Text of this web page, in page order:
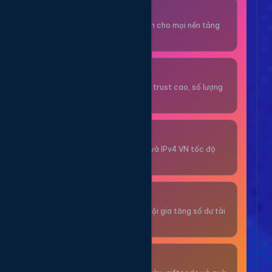
Nhận code xác minh cho mọi nền tảng
Tài khoản gmail cổ, trust cao, số lượng
Proxy dân cư xoay và IPv4 VN tốc độ
Thư giãn và có cơ hội gia tăng số dư tài